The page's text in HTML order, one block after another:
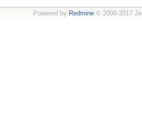
Powered by Redmine© 2006-2017